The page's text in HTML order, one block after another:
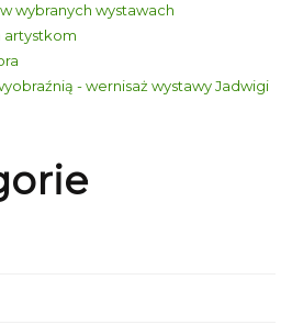
wybranych wystawach
artystkom
- wernisaż wystawy Jadwigi